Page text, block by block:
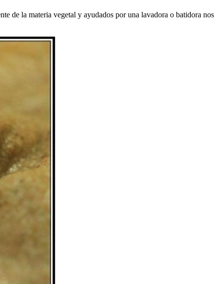
de la materia vegetal y ayudados por una lavadora o batidora nos